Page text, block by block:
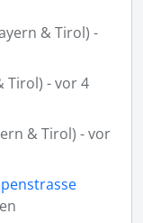
& Tirol) -
Tirol) - vor 4
& Tirol) - vor